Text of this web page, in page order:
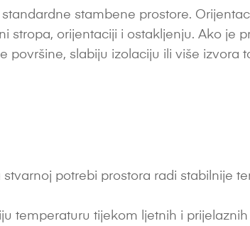
stambene prostore.
stropa, orijentaciji i ostakljenju. Ako je
slabiju izolaciju ili više izvora
potrebi prostora radi stabilnije
temperaturu tijekom ljetnih i prijelaznih